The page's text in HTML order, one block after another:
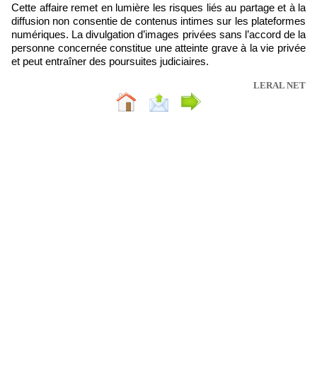
Cette affaire remet en lumière les risques liés au partage et à la
diffusion non consentie de contenus intimes sur les plateformes
numériques. La divulgation d’images privées sans l’accord de la
personne concernée constitue une atteinte grave à la vie privée
et peut entraîner des poursuites judiciaires.
LERAL NET